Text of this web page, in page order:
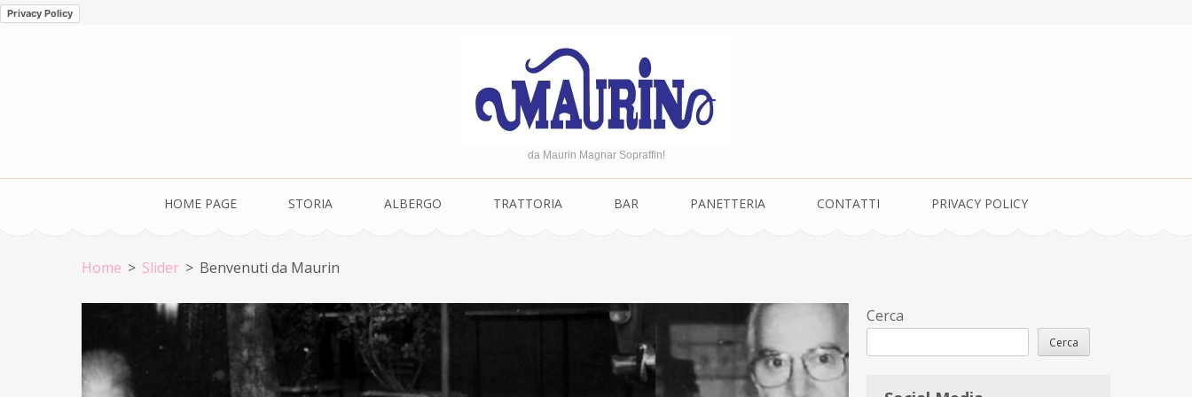
Privacy Policy
da Maurin Magnar Sopraffin!
HOME PAGE STORIA ALBERGO TRATTORIA BAR PANETTERIA CONTATTI PRIVACY POLICY
Home > Slider > Benvenuti da Maurin
Cerca
Cerca